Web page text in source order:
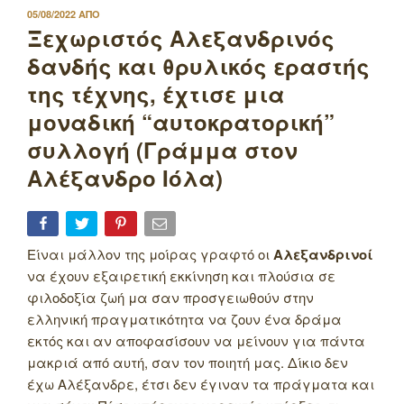
ΔΗΜΟΣΙΕΥΤΗΚΕ
ΣΤΙΣ
05/08/2022 ΑΠΟ
Ξεχωριστός Αλεξανδρινός
δανδής και θρυλικός εραστής
της τέχνης, έχτισε μια
μοναδική “αυτοκρατορική”
συλλογή (Γράμμα στον
Αλέξανδρο Ιόλα)
Είναι μάλλον της μοίρας γραφτό οι Αλεξανδρινοί
να έχουν εξαιρετική εκκίνηση και πλούσια σε
φιλοδοξία ζωή μα σαν προσγειωθούν στην
ελληνική πραγματικότητα να ζουν ένα δράμα
εκτός και αν αποφασίσουν να μείνουν για πάντα
μακριά από αυτή, σαν τον ποιητή μας. Δίκιο δεν
έχω Αλέξανδρε, έτσι δεν έγιναν τα πράγματα και